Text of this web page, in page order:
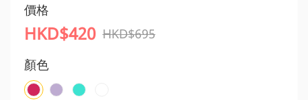
價格
HKD$420 HKD$695
顏色